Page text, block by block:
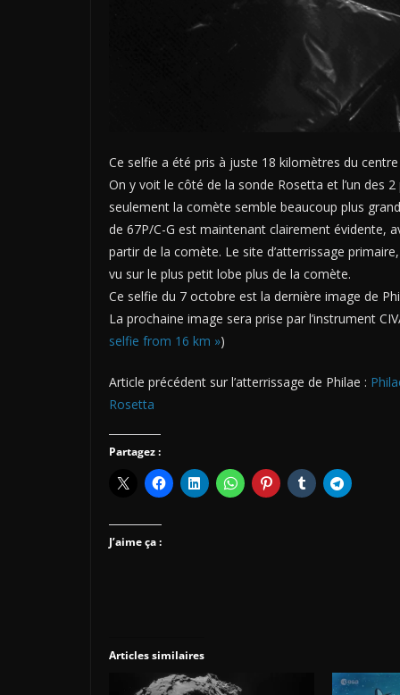
Ce selfie a été pris à juste 18 kilomètres du
On y voit le côté de la sonde Rosetta et l’un des
seulement la comète semble beaucoup plus
de 67P/C-G est maintenant clairement évidente,
partir de la comète. Le site d’atterrissage
vu sur le plus petit lobe plus de la comète.
Ce selfie du 7 octobre est la dernière image de
La prochaine image sera prise par l’instrument
selfie from 16 km »)
Article précédent sur l’atterrissage de Philae :
Rosetta
Partagez :
J’aime ça :
Articles similaires